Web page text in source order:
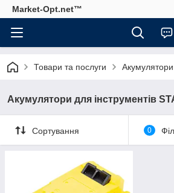
Market-Opt.net™
Товари та послуги Акумулятори
Акумулятори для інструментів
Сортування 0